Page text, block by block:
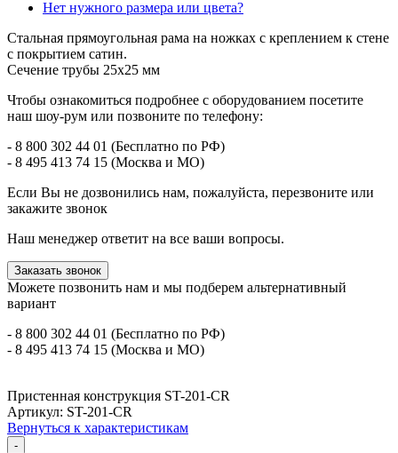
Нет нужного размера или цвета?
Стальная прямоугольная рама на ножках с креплением к стене
с покрытием сатин.
Сечение трубы 25х25 мм
Чтобы ознакомиться подробнее с оборудованием посетите
наш шоу-рум или позвоните по телефону:
- 8 800 302 44 01 (Бесплатно по РФ)
- 8 495 413 74 15 (Москва и МО)
Если Вы не дозвонились нам, пожалуйста, перезвоните или
закажите звонок
Наш менеджер ответит на все ваши вопросы.
Заказать звонок
Можете позвонить нам и мы подберем альтернативный
вариант
- 8 800 302 44 01 (Бесплатно по РФ)
- 8 495 413 74 15 (Москва и МО)
Пристенная конструкция ST-201-CR
Артикул: ST-201-CR
Вернуться к характеристикам
-